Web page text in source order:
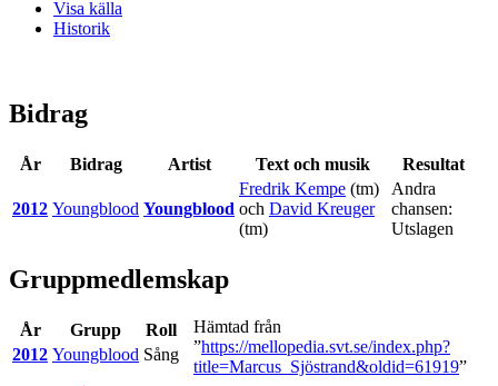
Visa källa
Historik
Bidrag
År Bidrag Artist Text och musik Resultat
2012 Youngblood Youngblood
Fredrik Kempe (tm)
och David Kreuger
(tm)
Andra
chansen:
Utslagen
Gruppmedlemskap
År Grupp
Roll
2012 Youngblood Sång
Hämtad från
”https://mellopedia.svt.se/index.php?
title=Marcus_Sjöstrand&oldid=61919”